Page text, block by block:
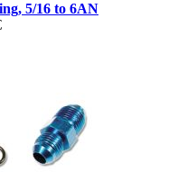
5/16 to 6AN